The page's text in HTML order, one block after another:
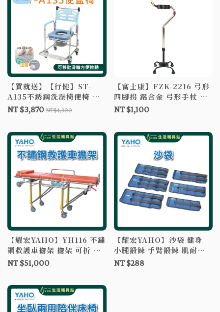
【買就送】【行健】ST-
A135不銹鋼洗澡椅便椅 台
製 4吋輪 帶輪便盆椅 便器椅
沐浴椅
NT $3,870 NT$4,300
【富士康】FZK-2216 弓形
四腳拐 鋁合金 弓形手杖 四
點手杖 四腳拐杖 助行拐杖
助行器 拐杖補助 單支拐杖-
NT $1,100
【耀宏YAHO】YH116 不鏽
鋼救護車擔架 擔架 可折 救
護車 醫院 診所 安養院 急救
NT $51,000
【耀宏YAHO】沙袋 健身
小腿鍛鍊 手臂鍛鍊 肌耐力
鍛練跳躍力負重沙袋 重訓
NT $288